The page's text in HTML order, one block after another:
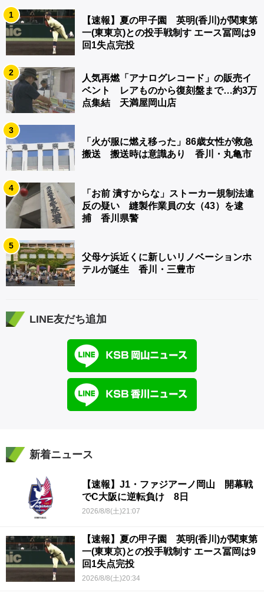
1
【速報】夏の甲子園 英明(香川)が関東第
一(東東京)との投手戦制す エース冨岡は9
回1失点完投
2
人気再燃「アナログレコード」の販売イ
ベント レアものから復刻盤まで…約3万
点集結 天満屋岡山店
3
「火が服に燃え移った」86歳女性が救急
搬送 搬送時は意識あり 香川・丸亀市
4
「お前 潰すからな」ストーカー規制法違
反の疑い 縫製作業員の女（43）を逮
捕 香川県警
5
父母ケ浜近くに新しいリノベーションホ
テルが誕生 香川・三豊市
LINE友だち追加
新着ニュース
【速報】J1・ファジアーノ岡山 開幕戦
でC大阪に逆転負け 8日
2026/8/8(土)21:07
【速報】夏の甲子園 英明(香川)が関東第
一(東東京)との投手戦制す エース冨岡は9
回1失点完投
2026/8/8(土)20:34